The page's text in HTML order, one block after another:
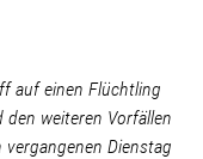
auf einen Flüchtling
den weiteren Vorfällen
Dienstag